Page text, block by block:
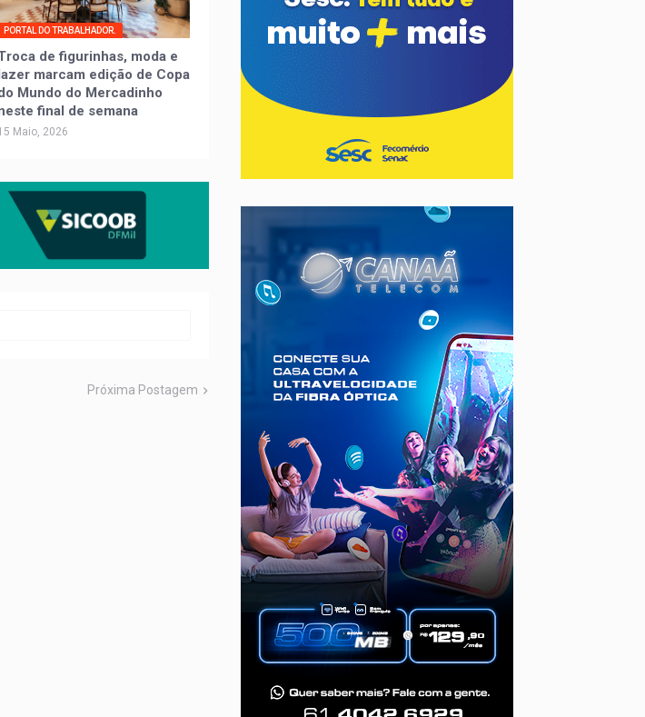
PORTAL DO TRABALHADOR.
de figurinhas, moda e
marcam edição de Copa
Mundo do Mercadinho
final de semana
Maio, 2026
Próxima Postagem